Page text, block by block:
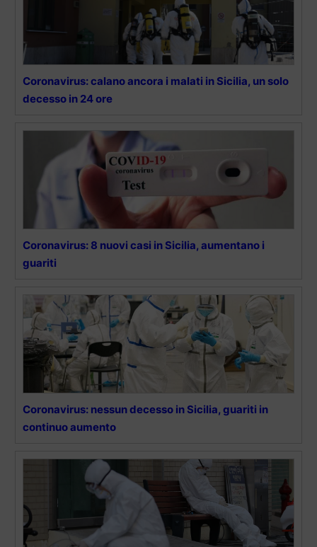
Coronavirus: calano ancora i malati in Sicilia, un solo
decesso in 24 ore
Coronavirus: 8 nuovi casi in Sicilia, aumentano i
guariti
Coronavirus: nessun decesso in Sicilia, guariti in
continuo aumento